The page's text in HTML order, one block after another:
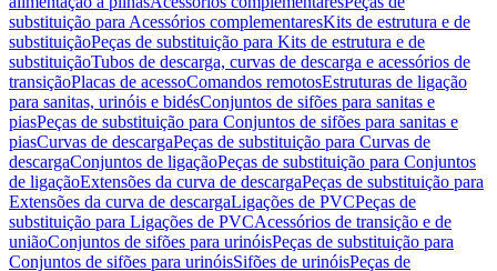
substituição para Acessórios complementaresKits de estrutura e de
substituiçãoPeças de substituição para Kits de estrutura e de
substituiçãoTubos de descarga, curvas de descarga e acessórios de
transiçãoPlacas de acessoComandos remotosEstruturas de ligação
para sanitas, urinóis e bidésConjuntos de sifões para sanitas e
piasPeças de substituição para Conjuntos de sifões para sanitas e
piasCurvas de descargaPeças de substituição para Curvas de
descargaConjuntos de ligaçãoPeças de substituição para Conjuntos
de ligaçãoExtensões da curva de descargaPeças de substituição para
Extensões da curva de descargaLigações de PVCPeças de
substituição para Ligações de PVCAcessórios de transição e de
uniãoConjuntos de sifões para urinóisPeças de substituição para
Conjuntos de sifões para urinóisSifões de urinóisPeças de